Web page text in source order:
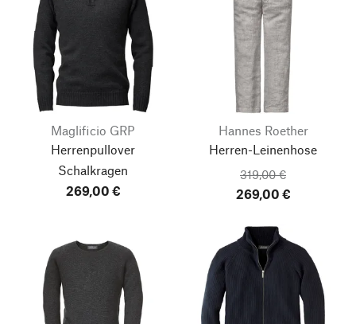
Maglificio GRP
Herrenpullover
Schalkragen
269,00 €
Hannes Roether
Herren-Leinenhose
319,00 €
269,00 €